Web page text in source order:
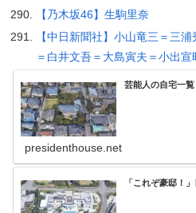
【乃木坂46】生駒里奈
【中日新聞社】小山竜三＝三
＝白井文吾＝大島寅夫＝小出宣
芸能人の自宅一覧
presidenthouse.net
「これぞ豪邸！